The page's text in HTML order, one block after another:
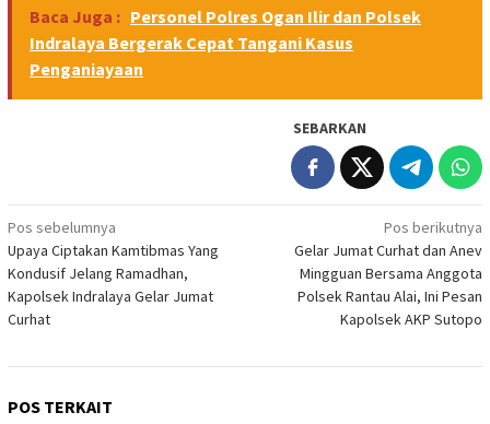
Baca Juga : Personel Polres Ogan Ilir dan Polsek
Indralaya Bergerak Cepat Tangani Kasus
Penganiayaan
SEBARKAN
Navigasi
pos
Pos sebelumnya
Upaya Ciptakan Kamtibmas Yang
Kondusif Jelang Ramadhan,
Kapolsek Indralaya Gelar Jumat
Curhat
Pos berikutnya
Gelar Jumat Curhat dan Anev
Mingguan Bersama Anggota
Polsek Rantau Alai, Ini Pesan
Kapolsek AKP Sutopo
POS TERKAIT